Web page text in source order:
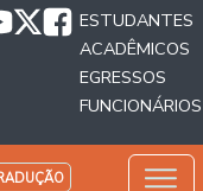
ESTUDANTES
ACADÊMICOS
EGRESSOS
FUNCIONÁRIOS